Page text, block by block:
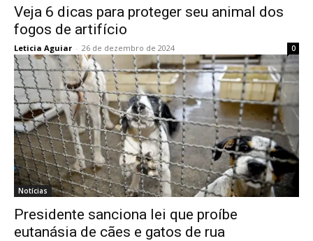
Veja 6 dicas para proteger seu animal dos
fogos de artifício
Leticia Aguiar - 26 de dezembro de 2024 0
Notícias
Presidente sanciona lei que proíbe
eutanásia de cães e gatos de rua